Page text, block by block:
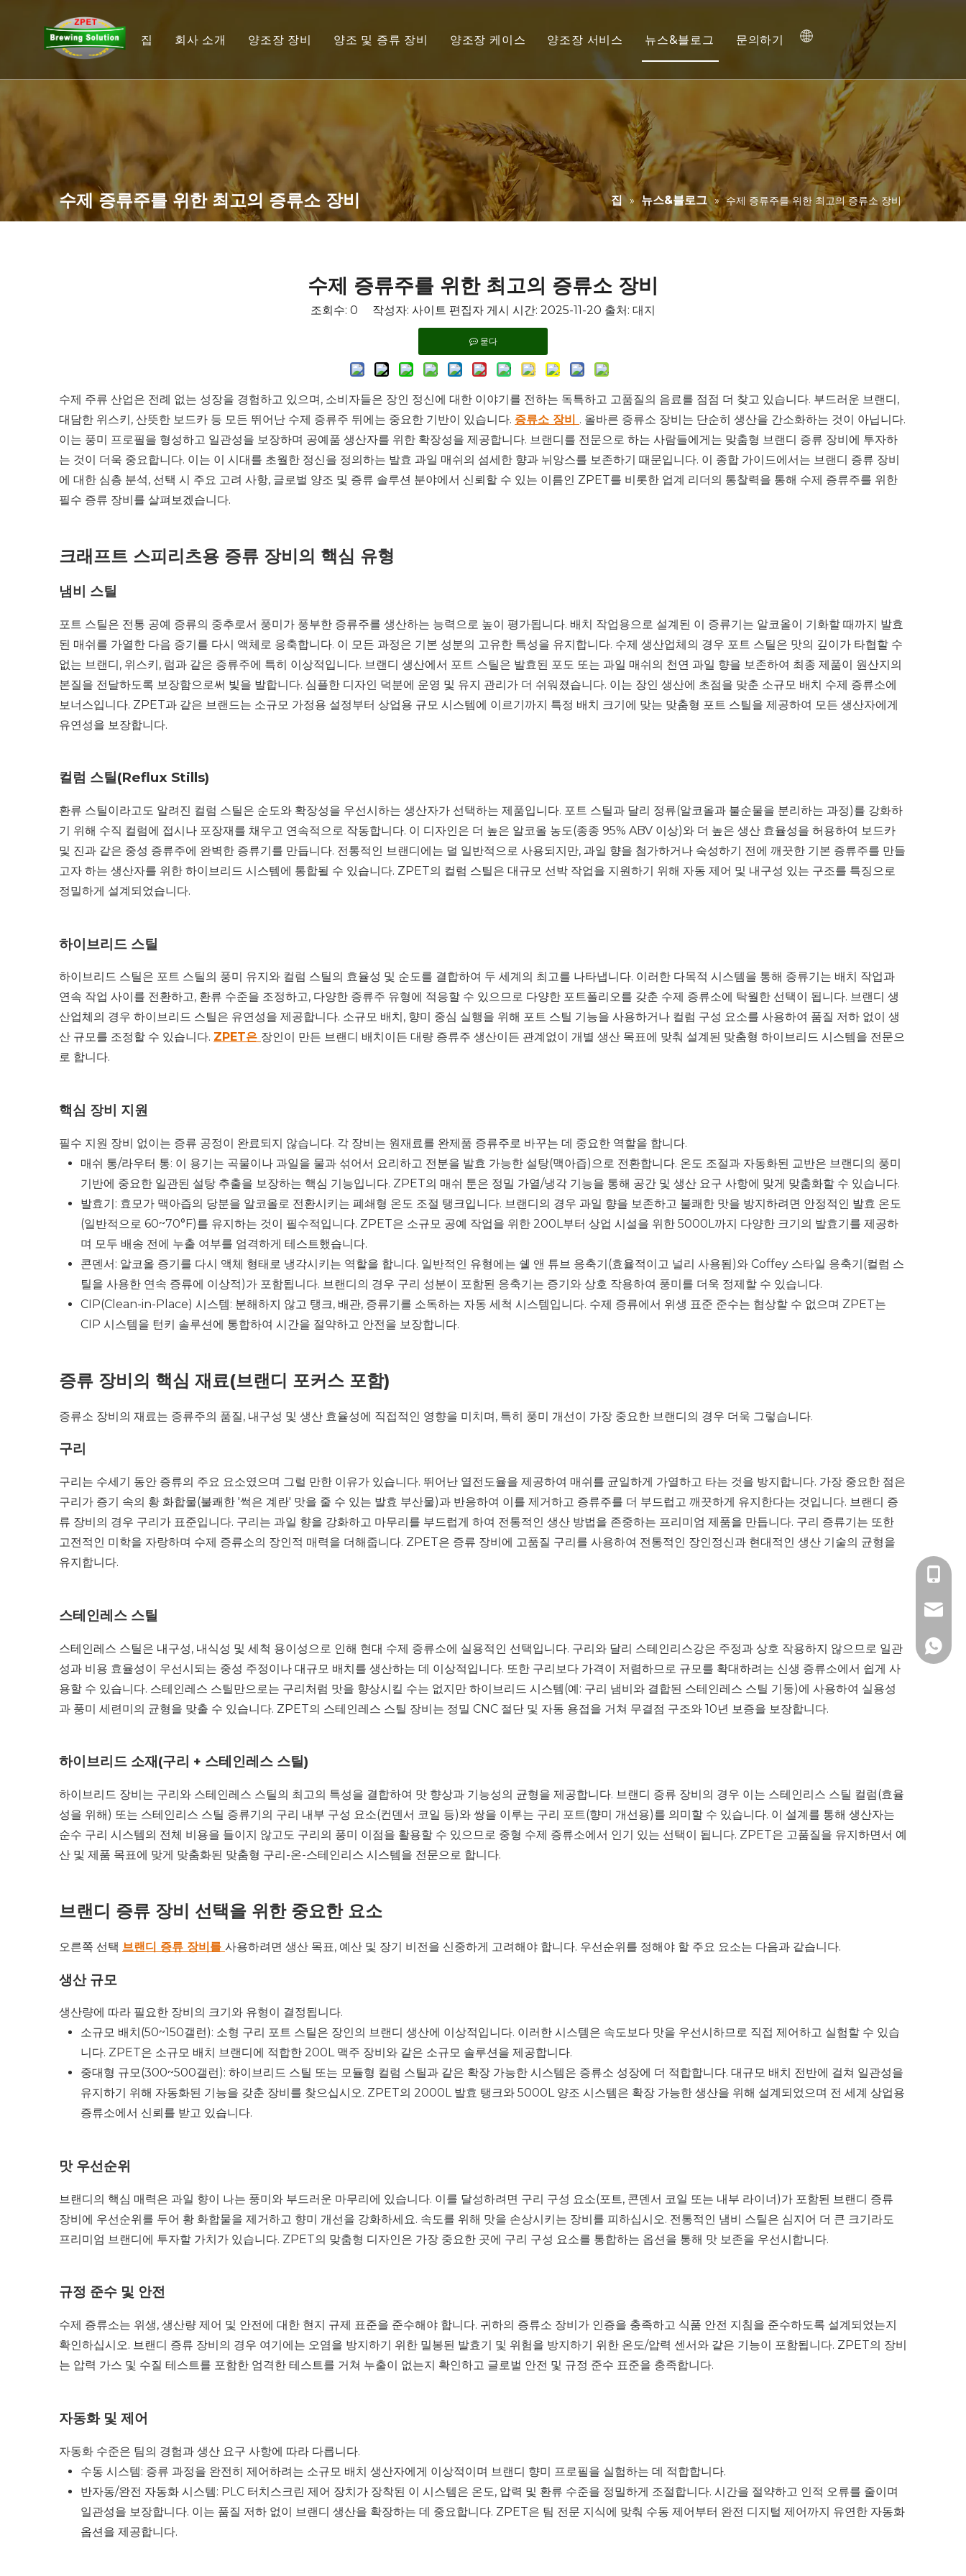
집 회사 소개 양조장 장비
소규모 양조장 장비
상업용 양조 장비
양조장 시스템
양조 및 증류 장비
콜드 커피 브루 장비
사이다 양조 장비
증류소 장비
와인 제조 장비
양조장 케이스 양조장 서비스
다운로드
뉴스&블로그 문의하기
수제 증류주를 위한 최고의 증류소 장비 집 » 뉴스&블로그 » 수제 증류주를 위한 최고의 증류소 장비
수제 증류주를 위한 최고의 증류소 장비
조회수: 0 작성자: 사이트 편집자 게시 시간: 2025-11-20 출처: 대지
묻다
수제 주류 산업은 전례 없는 성장을 경험하고 있으며, 소비자들은 장인 정신에 대한 이야기를 전하는 독특하고 고품질의 음료를 점점 더 찾고 있습니다. 부드러운 브랜디,
대담한 위스키, 산뜻한 보드카 등 모든 뛰어난 수제 증류주 뒤에는 중요한 기반이 있습니다. 증류소 장비 . 올바른 증류소 장비는 단순히 생산을 간소화하는 것이 아닙니다.
이는 풍미 프로필을 형성하고 일관성을 보장하며 공예품 생산자를 위한 확장성을 제공합니다. 브랜디를 전문으로 하는 사람들에게는 맞춤형 브랜디 증류 장비에 투자하
는 것이 더욱 중요합니다. 이는 이 시대를 초월한 정신을 정의하는 발효 과일 매쉬의 섬세한 향과 뉘앙스를 보존하기 때문입니다. 이 종합 가이드에서는 브랜디 증류 장비
에 대한 심층 분석, 선택 시 주요 고려 사항, 글로벌 양조 및 증류 솔루션 분야에서 신뢰할 수 있는 이름인 ZPET를 비롯한 업계 리더의 통찰력을 통해 수제 증류주를 위한
필수 증류 장비를 살펴보겠습니다.
크래프트 스피리츠용 증류 장비의 핵심 유형
냄비 스틸
포트 스틸은 전통 공예 증류의 중추로서 풍미가 풍부한 증류주를 생산하는 능력으로 높이 평가됩니다. 배치 작업용으로 설계된 이 증류기는 알코올이 기화할 때까지 발효
된 매쉬를 가열한 다음 증기를 다시 액체로 응축합니다. 이 모든 과정은 기본 성분의 고유한 특성을 유지합니다. 수제 생산업체의 경우 포트 스틸은 맛의 깊이가 타협할 수
없는 브랜디, 위스키, 럼과 같은 증류주에 특히 이상적입니다. 브랜디 생산에서 포트 스틸은 발효된 포도 또는 과일 매쉬의 천연 과일 향을 보존하여 최종 제품이 원산지의
본질을 전달하도록 보장함으로써 빛을 발합니다. 심플한 디자인 덕분에 운영 및 유지 관리가 더 쉬워졌습니다. 이는 장인 생산에 초점을 맞춘 소규모 배치 수제 증류소에
보너스입니다. ZPET과 같은 브랜드는 소규모 가정용 설정부터 상업용 규모 시스템에 이르기까지 특정 배치 크기에 맞는 맞춤형 포트 스틸을 제공하여 모든 생산자에게
유연성을 보장합니다.
컬럼 스틸(Reflux Stills)
환류 스틸이라고도 알려진 컬럼 스틸은 순도와 확장성을 우선시하는 생산자가 선택하는 제품입니다. 포트 스틸과 달리 정류(알코올과 불순물을 분리하는 과정)를 강화하
기 위해 수직 컬럼에 접시나 포장재를 채우고 연속적으로 작동합니다. 이 디자인은 더 높은 알코올 농도(종종 95% ABV 이상)와 더 높은 생산 효율성을 허용하여 보드카
및 진과 같은 중성 증류주에 완벽한 증류기를 만듭니다. 전통적인 브랜디에는 덜 일반적으로 사용되지만, 과일 향을 첨가하거나 숙성하기 전에 깨끗한 기본 증류주를 만들
고자 하는 생산자를 위한 하이브리드 시스템에 통합될 수 있습니다. ZPET의 컬럼 스틸은 대규모 선박 작업을 지원하기 위해 자동 제어 및 내구성 있는 구조를 특징으로
정밀하게 설계되었습니다.
하이브리드 스틸
하이브리드 스틸은 포트 스틸의 풍미 유지와 컬럼 스틸의 효율성 및 순도를 결합하여 두 세계의 최고를 나타냅니다. 이러한 다목적 시스템을 통해 증류기는 배치 작업과
연속 작업 사이를 전환하고, 환류 수준을 조정하고, 다양한 증류주 유형에 적응할 수 있으므로 다양한 포트폴리오를 갖춘 수제 증류소에 탁월한 선택이 됩니다. 브랜디 생
산업체의 경우 하이브리드 스틸은 유연성을 제공합니다. 소규모 배치, 향미 중심 실행을 위해 포트 스틸 기능을 사용하거나 컬럼 구성 요소를 사용하여 품질 저하 없이 생
산 규모를 조정할 수 있습니다. ZPET은 장인이 만든 브랜디 배치이든 대량 증류주 생산이든 관계없이 개별 생산 목표에 맞춰 설계된 맞춤형 하이브리드 시스템을 전문으
로 합니다.
핵심 장비 지원
필수 지원 장비 없이는 증류 공정이 완료되지 않습니다. 각 장비는 원재료를 완제품 증류주로 바꾸는 데 중요한 역할을 합니다.
매쉬 통/라우터 통: 이 용기는 곡물이나 과일을 물과 섞어서 요리하고 전분을 발효 가능한 설탕(맥아즙)으로 전환합니다. 온도 조절과 자동화된 교반은 브랜디의 풍미
기반에 중요한 일관된 설탕 추출을 보장하는 핵심 기능입니다. ZPET의 매쉬 툰은 정밀 가열/냉각 기능을 통해 공간 및 생산 요구 사항에 맞게 맞춤화할 수 있습니다.
발효기: 효모가 맥아즙의 당분을 알코올로 전환시키는 폐쇄형 온도 조절 탱크입니다. 브랜디의 경우 과일 향을 보존하고 불쾌한 맛을 방지하려면 안정적인 발효 온도
(일반적으로 60~70°F)를 유지하는 것이 필수적입니다. ZPET은 소규모 공예 작업을 위한 200L부터 상업 시설을 위한 5000L까지 다양한 크기의 발효기를 제공하
며 모두 배송 전에 누출 여부를 엄격하게 테스트했습니다.
콘덴서: 알코올 증기를 다시 액체 형태로 냉각시키는 역할을 합니다. 일반적인 유형에는 쉘 앤 튜브 응축기(효율적이고 널리 사용됨)와 Coffey 스타일 응축기(컬럼 스
틸을 사용한 연속 증류에 이상적)가 포함됩니다. 브랜디의 경우 구리 성분이 포함된 응축기는 증기와 상호 작용하여 풍미를 더욱 정제할 수 있습니다.
CIP(Clean-in-Place) 시스템: 분해하지 않고 탱크, 배관, 증류기를 소독하는 자동 세척 시스템입니다. 수제 증류에서 위생 표준 준수는 협상할 수 없으며 ZPET는
CIP 시스템을 턴키 솔루션에 통합하여 시간을 절약하고 안전을 보장합니다.
증류 장비의 핵심 재료(브랜디 포커스 포함)
증류소 장비의 재료는 증류주의 품질, 내구성 및 생산 효율성에 직접적인 영향을 미치며, 특히 풍미 개선이 가장 중요한 브랜디의 경우 더욱 그렇습니다.
구리
구리는 수세기 동안 증류의 주요 요소였으며 그럴 만한 이유가 있습니다. 뛰어난 열전도율을 제공하여 매쉬를 균일하게 가열하고 타는 것을 방지합니다. 가장 중요한 점은
구리가 증기 속의 황 화합물(불쾌한 '썩은 계란' 맛을 줄 수 있는 발효 부산물)과 반응하여 이를 제거하고 증류주를 더 부드럽고 깨끗하게 유지한다는 것입니다. 브랜디 증
류 장비의 경우 구리가 표준입니다. 구리는 과일 향을 강화하고 마무리를 부드럽게 하여 전통적인 생산 방법을 존중하는 프리미엄 제품을 만듭니다. 구리 증류기는 또한
고전적인 미학을 자랑하며 수제 증류소의 장인적 매력을 더해줍니다. ZPET은 증류 장비에 고품질 구리를 사용하여 전통적인 장인정신과 현대적인 생산 기술의 균형을
유지합니다.
스테인레스 스틸
스테인레스 스틸은 내구성, 내식성 및 세척 용이성으로 인해 현대 수제 증류소에 실용적인 선택입니다. 구리와 달리 스테인리스강은 주정과 상호 작용하지 않으므로 일관
성과 비용 효율성이 우선시되는 중성 주정이나 대규모 배치를 생산하는 데 이상적입니다. 또한 구리보다 가격이 저렴하므로 규모를 확대하려는 신생 증류소에서 쉽게 사
용할 수 있습니다. 스테인레스 스틸만으로는 구리처럼 맛을 향상시킬 수는 없지만 하이브리드 시스템(예: 구리 냄비와 결합된 스테인레스 스틸 기둥)에 사용하여 실용성
과 풍미 세련미의 균형을 맞출 수 있습니다. ZPET의 스테인레스 스틸 장비는 정밀 CNC 절단 및 자동 용접을 거쳐 무결점 구조와 10년 보증을 보장합니다.
하이브리드 소재(구리 + 스테인레스 스틸)
하이브리드 장비는 구리와 스테인레스 스틸의 최고의 특성을 결합하여 맛 향상과 기능성의 균형을 제공합니다. 브랜디 증류 장비의 경우 이는 스테인리스 스틸 컬럼(효율
성을 위해) 또는 스테인리스 스틸 증류기의 구리 내부 구성 요소(컨덴서 코일 등)와 쌍을 이루는 구리 포트(향미 개선용)를 의미할 수 있습니다. 이 설계를 통해 생산자는
순수 구리 시스템의 전체 비용을 들이지 않고도 구리의 풍미 이점을 활용할 수 있으므로 중형 수제 증류소에서 인기 있는 선택이 됩니다. ZPET은 고품질을 유지하면서 예
산 및 제품 목표에 맞게 맞춤화된 맞춤형 구리-온-스테인리스 시스템을 전문으로 합니다.
브랜디 증류 장비 선택을 위한 중요한 요소
오른쪽 선택 브랜디 증류 장비를 사용하려면 생산 목표, 예산 및 장기 비전을 신중하게 고려해야 합니다. 우선순위를 정해야 할 주요 요소는 다음과 같습니다.
생산 규모
생산량에 따라 필요한 장비의 크기와 유형이 결정됩니다.
소규모 배치(50~150갤런): 소형 구리 포트 스틸은 장인의 브랜디 생산에 이상적입니다. 이러한 시스템은 속도보다 맛을 우선시하므로 직접 제어하고 실험할 수 있습
니다. ZPET은 소규모 배치 브랜디에 적합한 200L 맥주 장비와 같은 소규모 솔루션을 제공합니다.
중대형 규모(300~500갤런): 하이브리드 스틸 또는 모듈형 컬럼 스틸과 같은 확장 가능한 시스템은 증류소 성장에 더 적합합니다. 대규모 배치 전반에 걸쳐 일관성을
유지하기 위해 자동화된 기능을 갖춘 장비를 찾으십시오. ZPET의 2000L 발효 탱크와 5000L 양조 시스템은 확장 가능한 생산을 위해 설계되었으며 전 세계 상업용
증류소에서 신뢰를 받고 있습니다.
맛 우선순위
브랜디의 핵심 매력은 과일 향이 나는 풍미와 부드러운 마무리에 있습니다. 이를 달성하려면 구리 구성 요소(포트, 콘덴서 코일 또는 내부 라이너)가 포함된 브랜디 증류
장비에 우선순위를 두어 황 화합물을 제거하고 향미 개선을 강화하세요. 속도를 위해 맛을 손상시키는 장비를 피하십시오. 전통적인 냄비 스틸은 심지어 더 큰 크기라도
프리미엄 브랜디에 투자할 가치가 있습니다. ZPET의 맞춤형 디자인은 가장 중요한 곳에 구리 구성 요소를 통합하는 옵션을 통해 맛 보존을 우선시합니다.
규정 준수 및 안전
수제 증류소는 위생, 생산량 제어 및 안전에 대한 현지 규제 표준을 준수해야 합니다. 귀하의 증류소 장비가 인증을 충족하고 식품 안전 지침을 준수하도록 설계되었는지
확인하십시오. 브랜디 증류 장비의 경우 여기에는 오염을 방지하기 위한 밀봉된 발효기 및 위험을 방지하기 위한 온도/압력 센서와 같은 기능이 포함됩니다. ZPET의 장비
는 압력 가스 및 수질 테스트를 포함한 엄격한 테스트를 거쳐 누출이 없는지 확인하고 글로벌 안전 및 규정 준수 표준을 충족합니다.
자동화 및 제어
자동화 수준은 팀의 경험과 생산 요구 사항에 따라 다릅니다.
수동 시스템: 증류 과정을 완전히 제어하려는 소규모 배치 생산자에게 이상적이며 브랜디 향미 프로필을 실험하는 데 적합합니다.
반자동/완전 자동화 시스템: PLC 터치스크린 제어 장치가 장착된 이 시스템은 온도, 압력 및 환류 수준을 정밀하게 조절합니다. 시간을 절약하고 인적 오류를 줄이며
일관성을 보장합니다. 이는 품질 저하 없이 브랜디 생산을 확장하는 데 중요합니다. ZPET은 팀 전문 지식에 맞춰 수동 제어부터 완전 디지털 제어까지 유연한 자동화
옵션을 제공합니다.
+86-
+86